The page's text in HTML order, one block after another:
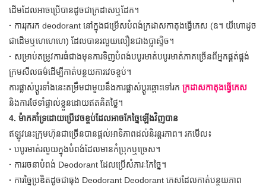
ដើមដែលអាចប្រើបានដូចជាក្រដាសឬដែក។
· ការរុករក deodorant នៅក្នុងជម្រើសបំពង់ក្រដាសកាតុងធ្វើកេស (ឧ។ យីហោដូច
ជាដើមឬហេហេហេ) ដែលបានរលួយលឿនជាងប្លាស្ទិច។
· សម្រាប់តម្រូវការធំជាងមុនការទិញបំពង់បបូរមាត់បបូរមាត់ភាគច្រើនពីអ្នកផ្គត់ផ្គង់
ក្រមសីលធម៌ដើម្បីកាត់បន្ថយការវេចខ្ចប់។
ការផ្លាស់ប្តូរទាំងនេះតម្រឹមជាមួយនឹងការផ្លាស់ប្តូរឆ្ពោះទៅរក ក្រដាសកាតុងធ្វើកេស
និងការថែទាំផ្ទាល់ខ្លួនដោយឥតគិតថ្លៃ។
4. ម៉ាកគាំទ្រដោយប្រើវេចខ្ចប់ដែលអាចកែច្នៃឡើងវិញបាន
ឥឡូវនេះក្រុមហ៊ុនជាច្រើនបានផ្តល់អាទិភាពដល់និរន្តរភាព។ រកមើល៖
· បបូរមាត់រលួយក្នុងបំពង់ដែលមានកំប្រុកឬច្រេស។
· ការរចនាបំពង់ Deodorant ដែលប្រើសំភារៈកែច្នៃ។
· ការច្នៃប្រឌិតដូចជាធុង Deodorant Deodorant កេសដែលកាត់បន្ថយភាព